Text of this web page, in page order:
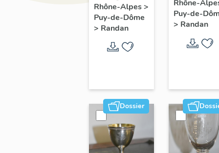
d'œuf au
chiffre
d'Orléans
Rhône-Alpes>
Puy-de-Dôme
> Randan
couvercle
au chiffre
d'Orléans
Rhône-
Puy-de-
> Randan
Dossier